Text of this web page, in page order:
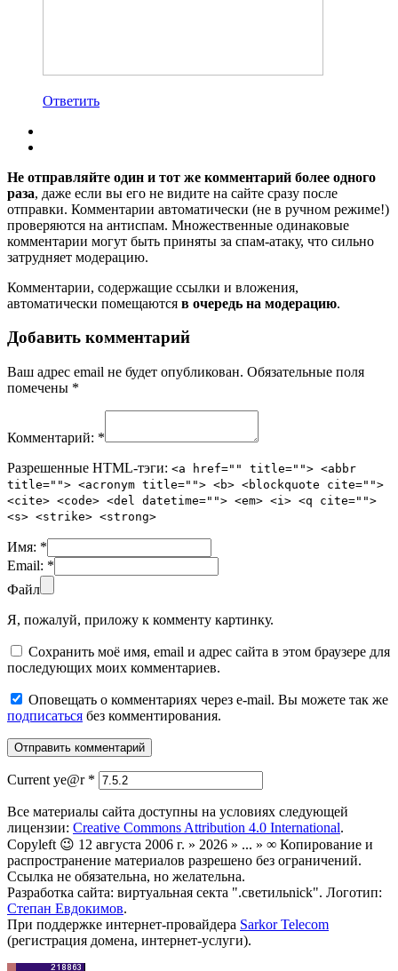
Ответить
Не отправляйте один и тот же комментарий более одного
раза, даже если вы его не видите на сайте сразу после
отправки. Комментарии автоматически (не в ручном режиме!)
проверяются на антиспам. Множественные одинаковые
комментарии могут быть приняты за спам-атаку, что сильно
затрудняет модерацию.
Комментарии, содержащие ссылки и вложения,
автоматически помещаются в очередь на модерацию.
Добавить комментарий
Ваш адрес email не будет опубликован. Обязательные поля
помечены *
Комментарий: *
Разрешенные HTML-тэги: <a href="" title=""> <abbr
title=""> <acronym title=""> <b> <blockquote cite="">
<cite> <code> <del datetime=""> <em> <i> <q cite="">
<s> <strike> <strong>
Имя: *
Email: *
Файл
Я, пожалуй, приложу к комменту картинку.
Сохранить моё имя, email и адрес сайта в этом браузере для
последующих моих комментариев.
Оповещать о комментариях через e-mail. Вы можете так же
подписаться без комментирования.
Current ye@r *
Все материалы сайта доступны на условиях следующей
лицензии: Creative Commons Attribution 4.0 International.
Copyleft 😉 12 августа 2006 г. » 2026 » ... » ∞ Копирование и
распространение материалов разрешено без ограничений.
Ссылка не обязательна, но желательна.
Разработка сайта: виртуальная секта ".светильnick". Логотип:
Степан Евдокимов.
При поддержке интернет-провайдера Sarkor Telecom
(регистрация домена, интернет-услуги).